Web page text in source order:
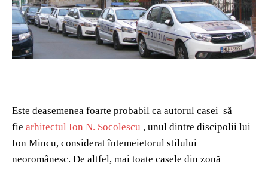
Este deasemenea foarte probabil ca autorul casei să
fie arhitectul Ion N. Socolescu , unul dintre discipolii lui
Ion Mincu, considerat întemeietorul stilului
neoromânesc. De altfel, mai toate casele din zonă